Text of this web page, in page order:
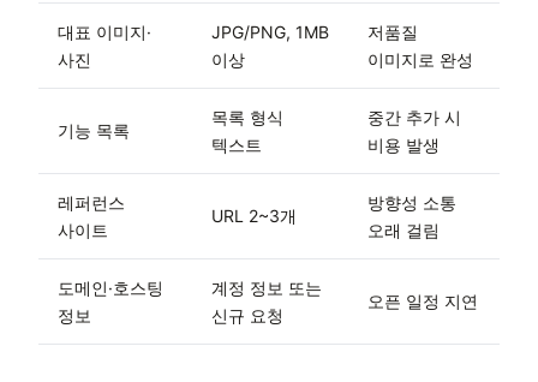
대표 이미지·
사진
JPG/PNG, 1MB
이상
저품질
이미지로 완성
기능 목록
목록 형식
텍스트
중간 추가 시
비용 발생
레퍼런스
사이트
URL 2~3개
방향성 소통
오래 걸림
도메인·호스팅
정보
계정 정보 또는
신규 요청
오픈 일정 지연